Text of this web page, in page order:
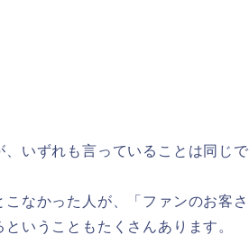
いずれも言っていることは同じで
なかった人が、「ファンのお客さ
いうこともたくさんあります。